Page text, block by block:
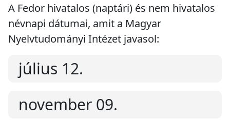
A Fedor hivatalos (naptári) és nem hivatalos
névnapi dátumai, amit a Magyar
Nyelvtudományi Intézet javasol:
július 12.
november 09.